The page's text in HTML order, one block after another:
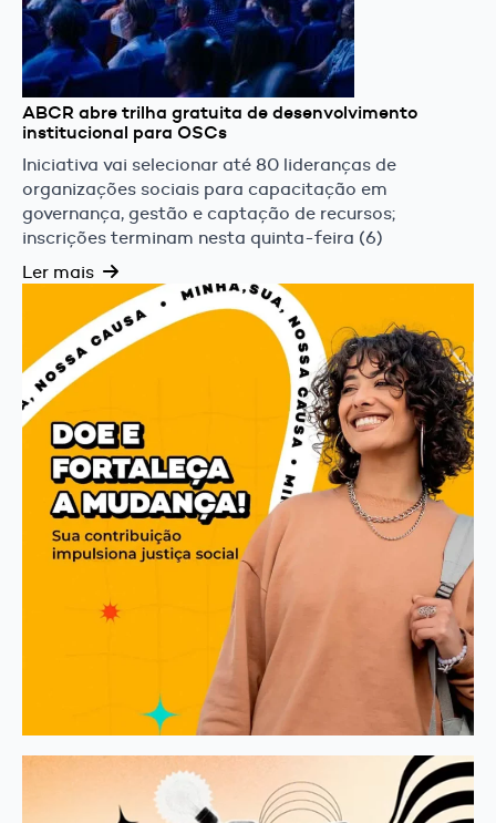
ABCR abre trilha gratuita de desenvolvimento
institucional para OSCs
Iniciativa vai selecionar até 80 lideranças de
organizações sociais para capacitação em
governança, gestão e captação de recursos;
inscrições terminam nesta quinta-feira (6)
Ler mais